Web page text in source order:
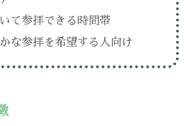
て参拝できる時間帯
な参拝を希望する人向け